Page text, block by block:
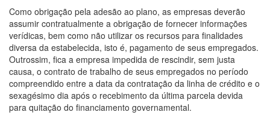
Como obrigação pela adesão ao plano, as empresas deverão
assumir contratualmente a obrigação de fornecer informações
verídicas, bem como não utilizar os recursos para finalidades
diversa da estabelecida, isto é, pagamento de seus empregados.
Outrossim, fica a empresa impedida de rescindir, sem justa
causa, o contrato de trabalho de seus empregados no período
compreendido entre a data da contratação da linha de crédito e o
sexagésimo dia após o recebimento da última parcela devida
para quitação do financiamento governamental.